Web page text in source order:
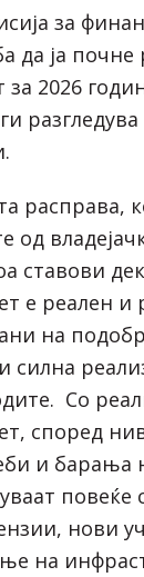
за
да ја почне
за 2026
расправа,
од
ставови
е реален и
на
силна
Со
според
и барања
повеќе
нови
на